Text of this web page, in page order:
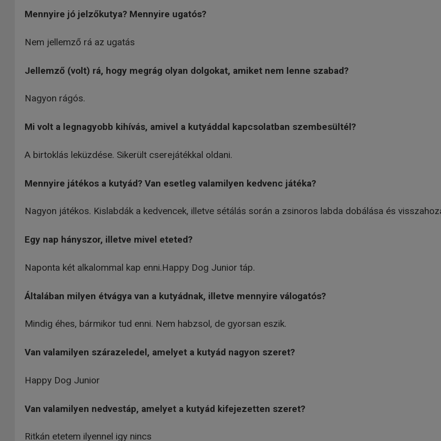
Mennyire jó jelzőkutya? Mennyire ugatós?
Nem jellemző rá az ugatás
Jellemző (volt) rá, hogy megrág olyan dolgokat, amiket nem lenne szabad?
Nagyon rágós.
Mi volt a legnagyobb kihívás, amivel a kutyáddal kapcsolatban szembesültél?
A birtoklás leküzdése. Sikerült cserejátékkal oldani.
Mennyire játékos a kutyád? Van esetleg valamilyen kedvenc játéka?
Nagyon játékos. Kislabdák a kedvencek, illetve sétálás során a zsinoros labda dobálása és
Egy nap hányszor, illetve mivel eteted?
Naponta két alkalommal kap enni.Happy Dog Junior táp.
Általában milyen étvágya van a kutyádnak, illetve mennyire válogatós?
Mindig éhes, bármikor tud enni. Nem habzsol, de gyorsan eszik.
Van valamilyen szárazeledel, amelyet a kutyád nagyon szeret?
Happy Dog Junior
Van valamilyen nedvestáp, amelyet a kutyád kifejezetten szeret?
Ritkán etetem ilyennel igy nincs